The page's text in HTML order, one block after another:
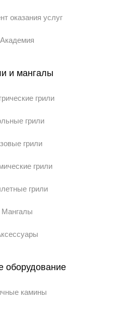
оказания услуг
Академия
и мангалы
грили
грили
грили
грили
грили
Мангалы
оборудование
камины